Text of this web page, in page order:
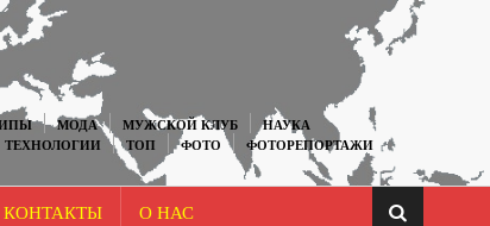
МОДА МУЖСКОЙ КЛУБ
НАУКА
ТЕХНОЛОГИИ ТОП ФОТО
ФОТОРЕПОРТАЖИ
КОНТАКТЫ О НАС